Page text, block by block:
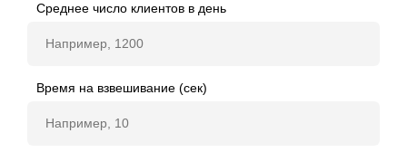
Среднее число клиентов в день
Время на взвешивание (сек)